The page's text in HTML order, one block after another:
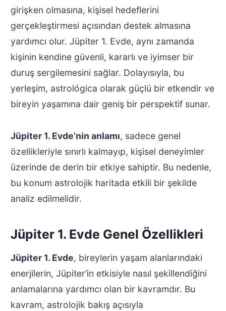
girişken olmasına, kişisel hedeflerini
gerçekleştirmesi açısından destek almasına
yardımcı olur. Jüpiter 1. Evde, aynı zamanda
kişinin kendine güvenli, kararlı ve iyimser bir
duruş sergilemesini sağlar. Dolayısıyla, bu
yerleşim, astrológica olarak güçlü bir etkendir ve
bireyin yaşamına dair geniş bir perspektif sunar.
Jüpiter 1. Evde’nin anlamı, sadece genel
özellikleriyle sınırlı kalmayıp, kişisel deneyimler
üzerinde de derin bir etkiye sahiptir. Bu nedenle,
bu konum astrolojik haritada etkili bir şekilde
analiz edilmelidir.
Jüpiter 1. Evde Genel Özellikleri
Jüpiter 1. Evde, bireylerin yaşam alanlarındaki
enerjilerin, Jüpiter’in etkisiyle nasıl şekillendiğini
anlamalarına yardımcı olan bir kavramdır. Bu
kavram, astrolojik bakış açısıyla